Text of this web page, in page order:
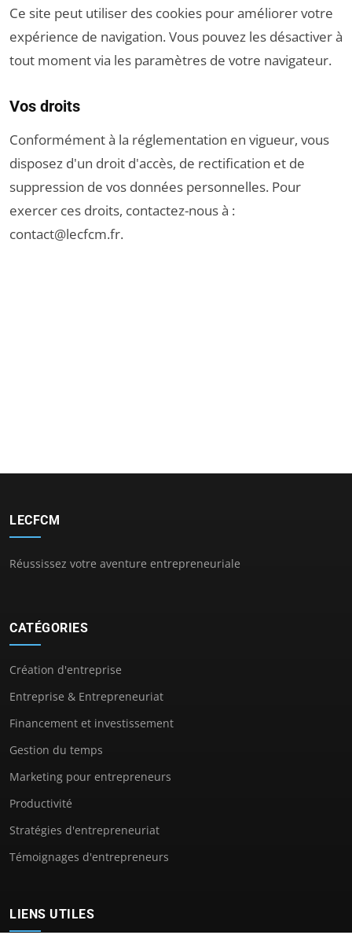
Ce site peut utiliser des cookies pour améliorer votre
expérience de navigation. Vous pouvez les désactiver à
tout moment via les paramètres de votre navigateur.
Vos droits
Conformément à la réglementation en vigueur, vous
disposez d'un droit d'accès, de rectification et de
suppression de vos données personnelles. Pour
exercer ces droits, contactez-nous à :
contact@lecfcm.fr.
LECFCM
Réussissez votre aventure entrepreneuriale
CATÉGORIES
Création d'entreprise
Entreprise & Entrepreneuriat
Financement et investissement
Gestion du temps
Marketing pour entrepreneurs
Productivité
Stratégies d'entrepreneuriat
Témoignages d'entrepreneurs
LIENS UTILES